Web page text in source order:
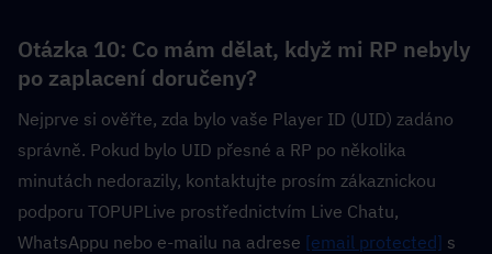
Otázka 10: Co mám dělat, když mi RP nebyly
po zaplacení doručeny?
Nejprve si ověřte, zda bylo vaše Player ID (UID) zadáno
správně. Pokud bylo UID přesné a RP po několika
minutách nedorazily, kontaktujte prosím zákaznickou
podporu TOPUPLive prostřednictvím Live Chatu,
WhatsAppu nebo e-mailu na adrese [email protected] s